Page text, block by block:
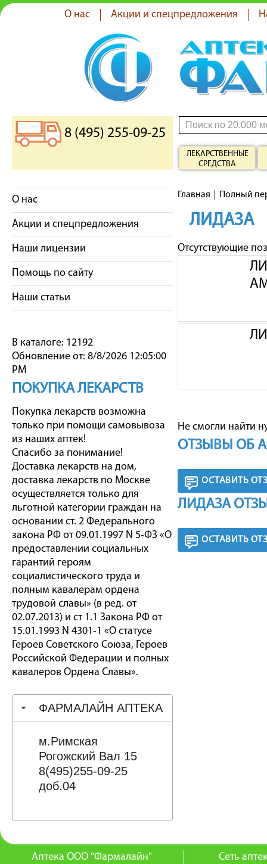
О нас Акции и спецпредложения
8 (495) 255-09-25
ЛЕКАРСТВЕННЫЕ
СРЕДСТВА
О нас
Акции и спецпредложения
Наши лицензии
Помощь по сайту
Наши статьи
В каталоге: 12192
Обновление от: 8/8/2026 12:05:00
PM
ПОКУПКА ЛЕКАРСТВ
Покупка лекарств возможна
только при помощи самовывоза
из наших аптек!
Спасибо за понимание!
Доставка лекарств на дом,
доставка лекарств по Москве
осуществляется только для
льготной категории граждан на
основании ст. 2 Федерального
закона РФ от 09.01.1997 N 5-ФЗ «О
предоставлении социальных
гарантий героям
социалистического труда и
полным кавалерам ордена
трудовой славы» (в ред. от
02.07.2013) и ст 1.1 Закона РФ от
15.01.1993 N 4301-1 «О статусе
Героев Советского Союза, Героев
Российской Федерации и полных
кавалеров Ордена Славы».
ФАРМАЛАЙН АПТЕКА
м.Римская
Рогожский Вал 15
8(495)255-09-25
доб.04
Главная Полный
ЛИДАЗА
Отсутствующие
Не смогли найти
ОТЗЫВЫ ОБ
ОСТАВИТЬ
ЛИДАЗА
ОСТАВИТЬ
Аптека ООО "Фармалайн"
Сеть